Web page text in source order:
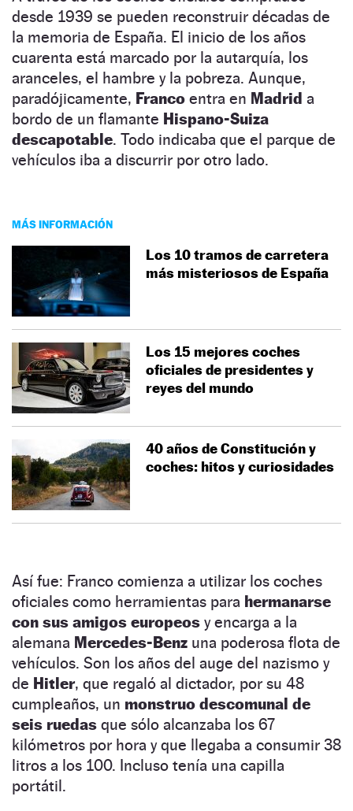
desde 1939 se pueden reconstruir décadas de
la memoria de España. El inicio de los años
cuarenta está marcado por la autarquía, los
aranceles, el hambre y la pobreza. Aunque,
paradójicamente, Franco entra en Madrid a
bordo de un flamante Hispano-Suiza
descapotable. Todo indicaba que el parque de
vehículos iba a discurrir por otro lado.
MÁS INFORMACIÓN
Los 10 tramos de carretera
más misteriosos de España
Los 15 mejores coches
oficiales de presidentes y
reyes del mundo
40 años de Constitución y
coches: hitos y curiosidades
Así fue: Franco comienza a utilizar los coches
oficiales como herramientas para hermanarse
con sus amigos europeos y encarga a la
alemana Mercedes-Benz una poderosa flota de
vehículos. Son los años del auge del nazismo y
de Hitler, que regaló al dictador, por su 48
cumpleaños, un monstruo descomunal de
seis ruedas que sólo alcanzaba los 67
kilómetros por hora y que llegaba a consumir 38
litros a los 100. Incluso tenía una capilla
portátil.